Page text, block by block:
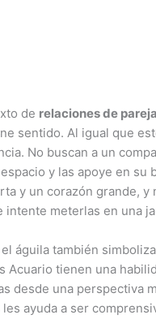
de relaciones de pareja
sentido. Al igual que
No buscan a un
y las apoye en su
y un corazón grande, y
intente meterlas en una
águila también
Acuario tienen una
desde una perspectiva
les ayuda a ser